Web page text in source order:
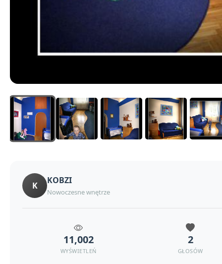
K KOBZI
Nowoczesne wnętrze
11,002
WYŚWIETLEŃ
2
GŁOSÓW